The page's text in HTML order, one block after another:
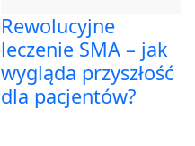
Rewolucyjne
leczenie SMA – jak
wygląda przyszłość
dla pacjentów?